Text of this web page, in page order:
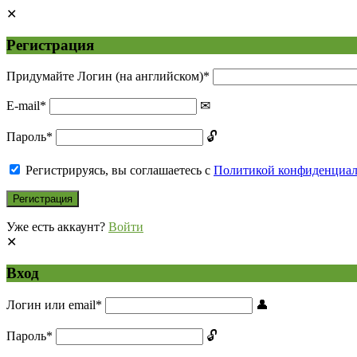
Регистрация
Придумайте Логин (на английском)*
E-mail*
Пароль*
Регистрируясь, вы соглашаетесь с Политикой
Уже есть аккаунт? Войти
Вход
Логин или email*
Пароль*